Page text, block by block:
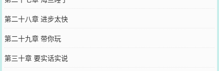
第二十八章 进步太快
第二十九章 带你玩
第三十章 要实话实说